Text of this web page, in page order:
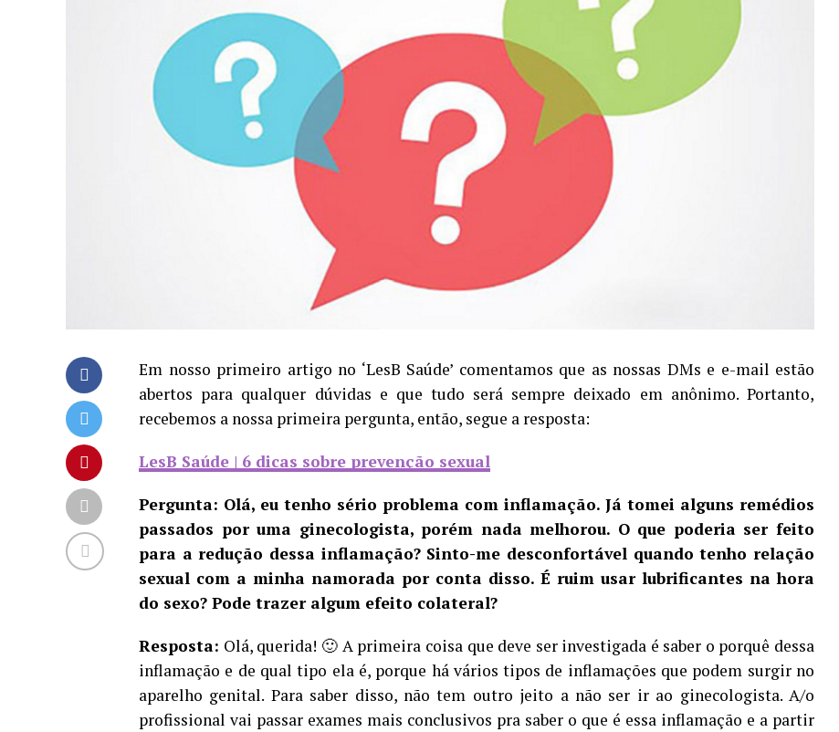
Em nosso primeiro artigo no ‘LesB Saúde’ comentamos que as nossas DMs e e-mail estão
abertos para qualquer dúvidas e que tudo será sempre deixado em anônimo. Portanto,
recebemos a nossa primeira pergunta, então, segue a resposta:
LesB Saúde | 6 dicas sobre prevenção sexual
Pergunta: Olá, eu tenho sério problema com inflamação. Já tomei alguns remédios
passados por uma ginecologista, porém nada melhorou. O que poderia ser feito
para a redução dessa inflamação? Sinto-me desconfortável quando tenho relação
sexual com a minha namorada por conta disso. É ruim usar lubrificantes na hora
do sexo? Pode trazer algum efeito colateral?
Resposta: Olá, querida! 🙂 A primeira coisa que deve ser investigada é saber o porquê dessa
inflamação e de qual tipo ela é, porque há vários tipos de inflamações que podem surgir no
aparelho genital. Para saber disso, não tem outro jeito a não ser ir ao ginecologista. A/o
profissional vai passar exames mais conclusivos pra saber o que é essa inflamação e a partir